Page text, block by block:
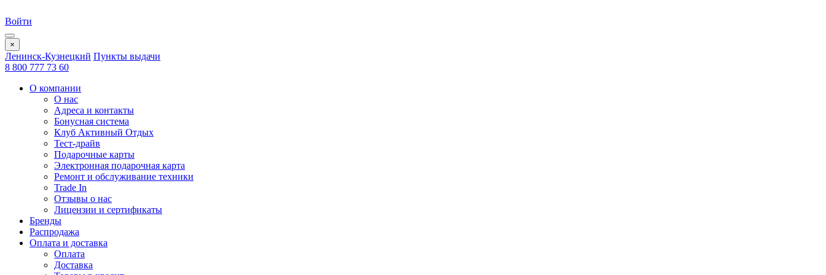
Войти
×
Ленинск-Кузнецкий Пункты выдачи
8 800 777 73 60
О компании
О нас
Адреса и контакты
Бонусная система
Клуб Активный Отдых
Тест-драйв
Подарочные карты
Электронная подарочная карта
Ремонт и обслуживание техники
Trade In
Отзывы о нас
Лицензии и сертификаты
Бренды
Распродажа
Оплата и доставка
Оплата
Доставка